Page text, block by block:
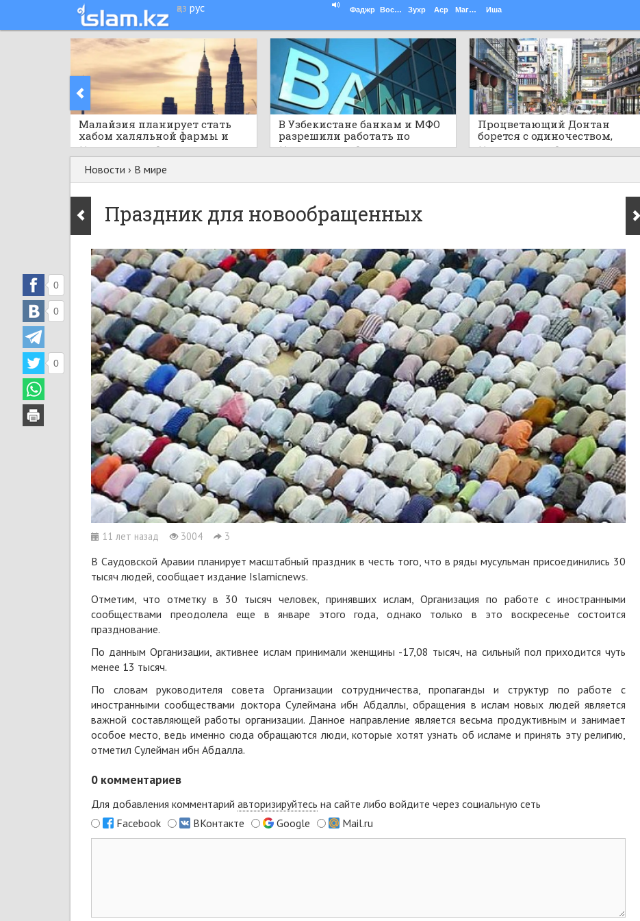
қаз рус Фаджр Восход Зухр Аср Магриб Иша
Малайзия планирует стать
хабом халяльной фармы и
здравоохранения АСЕАН
11 часов назад 0
В Узбекистане банкам и МФО
разрешили работать по
нормам шариата
11 часов назад 0
Процветающий Донтан
борется с одиночеством,
пустыми развлекательными
районами
11 часов назад 0
Новости › В мире
Праздник для новообращенных
11 лет назад 3004 3
0
0
0
В Саудовской Аравии планирует масштабный праздник в честь того, что в ряды мусульман присоединились 30
тысяч людей, сообщает издание Islamicnews.
Отметим, что отметку в 30 тысяч человек, принявших ислам, Организация по работе с иностранными
сообществами преодолела еще в январе этого года, однако только в это воскресенье состоится
празднование.
По данным Организации, активнее ислам принимали женщины -17,08 тысяч, на сильный пол приходится чуть
менее 13 тысяч.
По словам руководителя совета Организации сотрудничества, пропаганды и структур по работе с
иностранными сообществами доктора Сулеймана ибн Абдаллы, обращения в ислам новых людей является
важной составляющей работы организации. Данное направление является весьма продуктивным и занимает
особое место, ведь именно сюда обращаются люди, которые хотят узнать об исламе и принять эту религию,
отметил Сулейман ибн Абдалла.
0 комментариев
Для добавления комментарий авторизируйтесь на сайте либо войдите через социальную сеть
Facebook
ВКонтакте Google Mail.ru